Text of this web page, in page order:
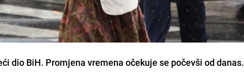
dio BiH. Promjena vremena očekuje se počevši od danas.